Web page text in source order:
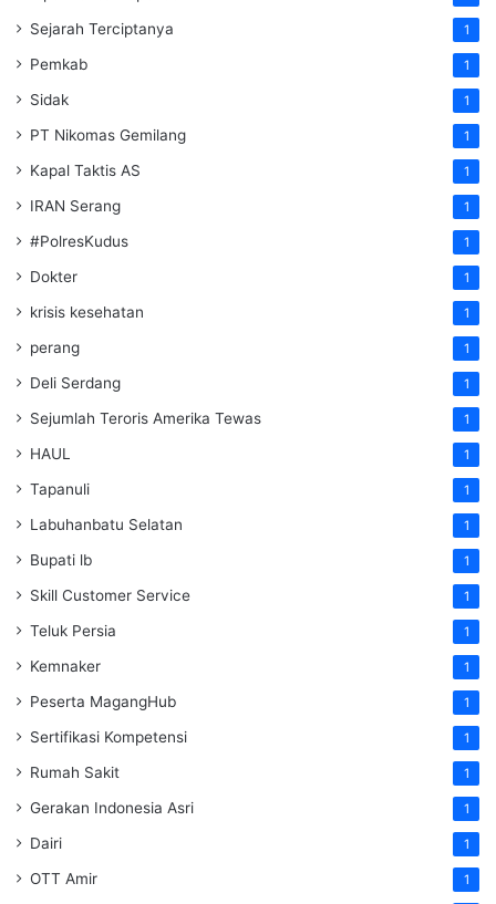
Sejarah Terciptanya 1
Pemkab 1
Sidak 1
PT Nikomas Gemilang 1
Kapal Taktis AS 1
IRAN Serang 1
#PolresKudus 1
Dokter 1
krisis kesehatan 1
perang 1
Deli Serdang 1
Sejumlah Teroris Amerika Tewas 1
HAUL 1
Tapanuli 1
Labuhanbatu Selatan 1
Bupati lb 1
Skill Customer Service 1
Teluk Persia 1
Kemnaker 1
Peserta MagangHub 1
Sertifikasi Kompetensi 1
Rumah Sakit 1
Gerakan Indonesia Asri 1
Dairi 1
OTT Amir 1